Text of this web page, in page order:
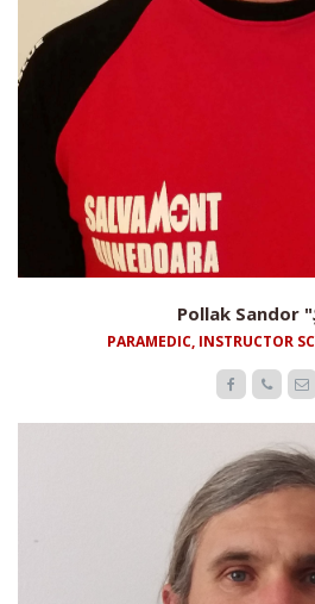
Pollak Sandor "
PARAMEDIC, INSTRUCTOR
  